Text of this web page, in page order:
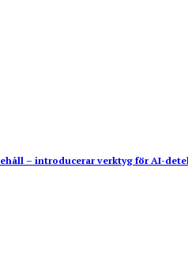
– introducerar verktyg för AI-